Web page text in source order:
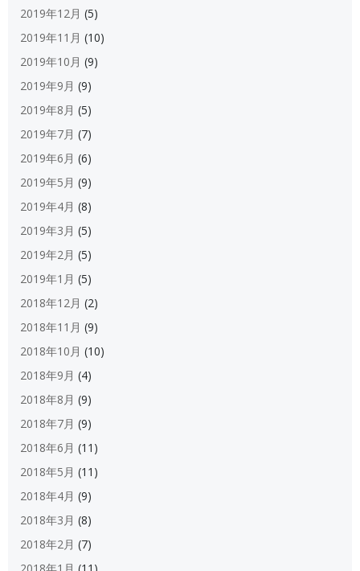
2019年12月 (5)
2019年11月 (10)
2019年10月 (9)
2019年9月 (9)
2019年8月 (5)
2019年7月 (7)
2019年6月 (6)
2019年5月 (9)
2019年4月 (8)
2019年3月 (5)
2019年2月 (5)
2019年1月 (5)
2018年12月 (2)
2018年11月 (9)
2018年10月 (10)
2018年9月 (4)
2018年8月 (9)
2018年7月 (9)
2018年6月 (11)
2018年5月 (11)
2018年4月 (9)
2018年3月 (8)
2018年2月 (7)